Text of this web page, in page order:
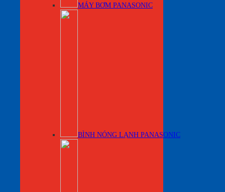
MÁY BƠM PANASONIC
BÌNH NÓNG LẠNH PANASONIC